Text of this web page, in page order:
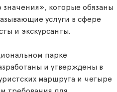
значения», которые обязаны
услуги в сфере
и экскурсанты.
парке
и утверждены в
маршрута и четыре